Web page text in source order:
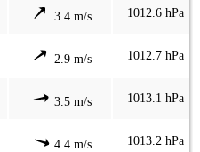
3.4 m/s 1012.6 hPa
2.9 m/s 1012.7 hPa
3.5 m/s 1013.1 hPa
4.4 m/s 1013.2 hPa